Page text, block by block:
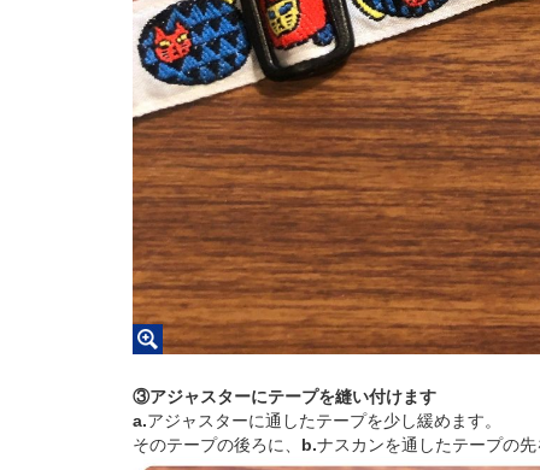
③アジャスターにテープを縫い付けます
a.アジャスターに通したテープを少し緩めます。
そのテープの後ろに、 b.ナスカンを通したテープの